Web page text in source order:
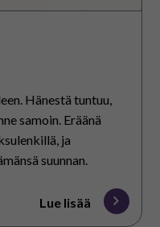
Hänestä tuntuu,
samoin. Eräänä
ja
suunnan.
Lue lisää